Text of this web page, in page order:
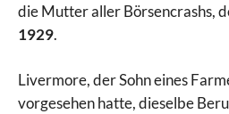
die Mutter aller Börsencrashs,
1929.
Livermore, der Sohn eines
vorgesehen hatte, dieselbe